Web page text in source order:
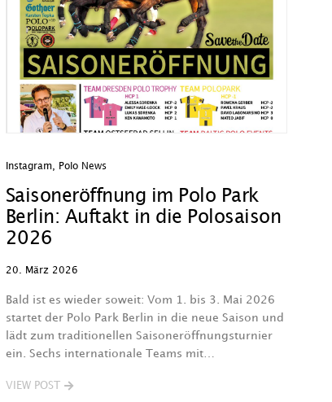
Instagram, Polo News
Saisoneröffnung im Polo Park
Berlin: Auftakt in die Polosaison
2026
20. März 2026
Bald ist es wieder soweit: Vom 1. bis 3. Mai 2026
startet der Polo Park Berlin in die neue Saison und
lädt zum traditionellen Saisoneröffnungsturnier
ein. Sechs internationale Teams mit…
VIEW POST